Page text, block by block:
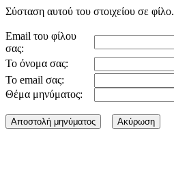
Σύσταση αυτού του στοιχείου σε φίλο.
Email του φίλου
σας:
Το όνομα σας:
Το email σας:
Θέμα μηνύματος: